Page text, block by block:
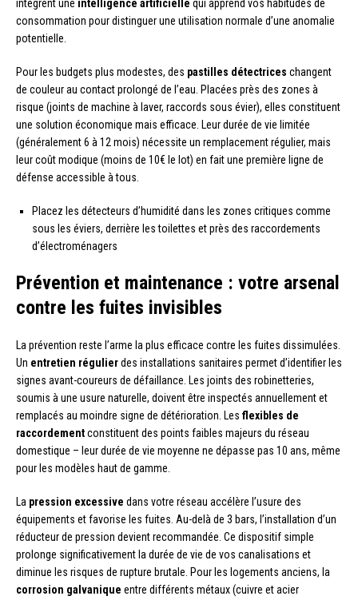
intègrent une intelligence artificielle qui apprend vos habitudes de
consommation pour distinguer une utilisation normale d’une anomalie
potentielle.
Pour les budgets plus modestes, des pastilles détectrices changent
de couleur au contact prolongé de l’eau. Placées près des zones à
risque (joints de machine à laver, raccords sous évier), elles constituent
une solution économique mais efficace. Leur durée de vie limitée
(généralement 6 à 12 mois) nécessite un remplacement régulier, mais
leur coût modique (moins de 10€ le lot) en fait une première ligne de
défense accessible à tous.
Placez les détecteurs d’humidité dans les zones critiques comme
sous les éviers, derrière les toilettes et près des raccordements
d’électroménagers
Prévention et maintenance : votre arsenal
contre les fuites invisibles
La prévention reste l’arme la plus efficace contre les fuites dissimulées.
Un entretien régulierdes installations sanitaires permet d’identifier les
signes avant-coureurs de défaillance. Les joints des robinetteries,
soumis à une usure naturelle, doivent être inspectés annuellement et
remplacés au moindre signe de détérioration. Les flexibles de
raccordementconstituent des points faibles majeurs du réseau
domestique – leur durée de vie moyenne ne dépasse pas 10 ans, même
pour les modèles haut de gamme.
La pression excessive dans votre réseau accélère l’usure des
équipements et favorise les fuites. Au-delà de 3 bars, l’installation d’un
réducteur de pression devient recommandée. Ce dispositif simple
prolonge significativement la durée de vie de vos canalisations et
diminue les risques de rupture brutale. Pour les logements anciens, la
corrosion galvanique entre différents métaux (cuivre et acier